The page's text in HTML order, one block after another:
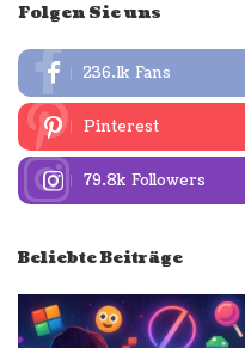
Folgen Sie uns
236.1k Fans
Pinterest
79.8k Followers
Beliebte Beiträge